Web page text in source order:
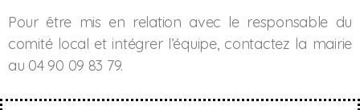
Pour être mis en relation avec le responsable du
comité local et intégrer l’équipe, contactez la mairie
au 04 90 09 83 79.